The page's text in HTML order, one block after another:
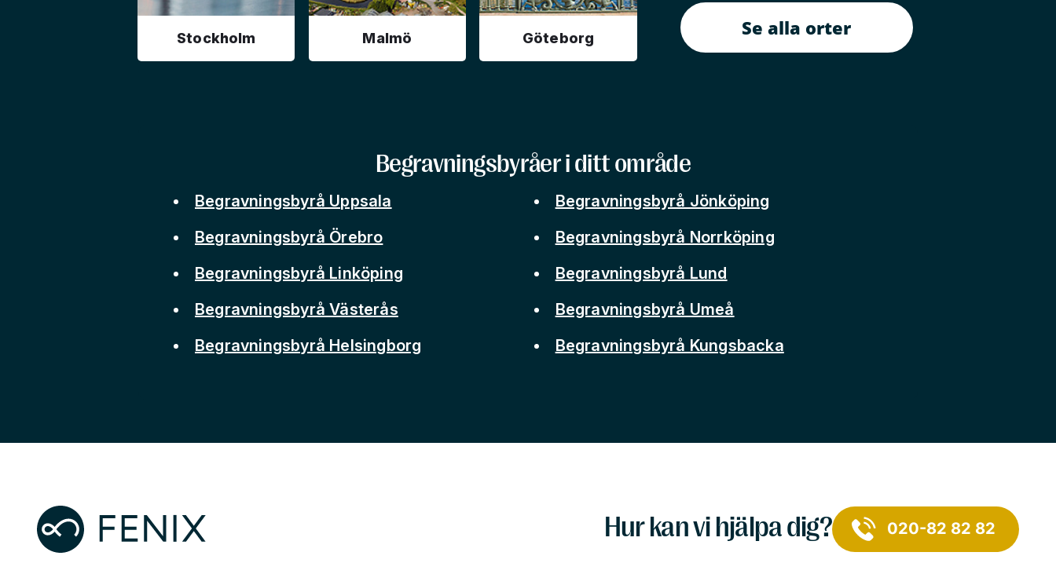
Stockholm Malmö Göteborg Se alla orter
Begravningsbyråer i ditt område
Begravningsbyrå Uppsala
Begravningsbyrå Örebro
Begravningsbyrå Linköping
Begravningsbyrå Västerås
Begravningsbyrå Helsingborg
Begravningsbyrå Jönköping
Begravningsbyrå Norrköping
Begravningsbyrå Lund
Begravningsbyrå Umeå
Begravningsbyrå Kungsbacka
Hur kan vi hjälpa dig? 020-82 82 82